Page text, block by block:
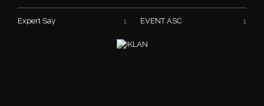
Expert Say 1 EVENT ASC 1